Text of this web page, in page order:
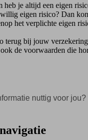
heb je altijd een eigen
eigen risico? Dan
het verplichte eigen
terug bij jouw
de voorwaarden die